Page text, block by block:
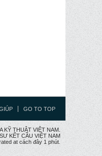
GO TO TOP
KỸ THUẬT VIỆT NAM.
KẾT CÂU VIỆT NAM
at cách đây 1 phút.